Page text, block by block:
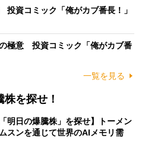
資コミック「俺がカブ番長！」
極意 投資コミック「俺がカブ番
一覧を見る
を探せ！
明日の爆騰株」を探せ】トーメン
スンを通じて世界のAIメモリ需